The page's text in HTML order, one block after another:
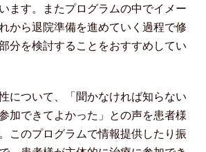
ます。またプログラムの中でイメー
から退院準備を進めていく過程で修
分を検討することをおすすめしてい
について、「聞かなければ知らない
加できてよかった」との声を患者様
このプログラムで情報提供したり振